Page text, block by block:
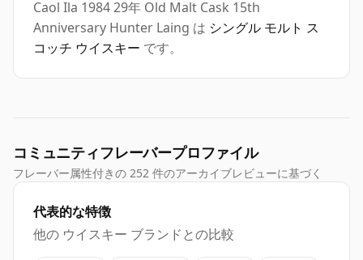
Caol Ila 1984 29年 Old Malt Cask 15th
Anniversary Hunter Laing は シングル モルト ス
コッチ ウイスキー です。
コミュニティフレーバープロファイル
フレーバー属性付きの 252 件のアーカイブレビューに基づく
代表的な特徴
他の ウイスキー ブランドとの比較